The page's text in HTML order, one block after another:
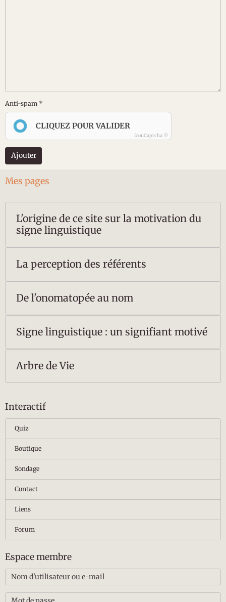
Anti-spam
CLIQUEZ POUR VALIDER
IconCaptcha ©
Ajouter
Mes pages
L'origine de ce site sur la motivation du
signe linguistique
La perception des référents
De l'onomatopée au nom
Signe linguistique : un signifiant motivé
Arbre de Vie
Interactif
Quiz
Boutique
Sondage
Contact
Liens
Forum
Espace membre